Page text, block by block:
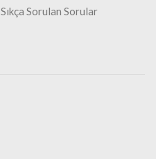
Sıkça Sorulan Sorular